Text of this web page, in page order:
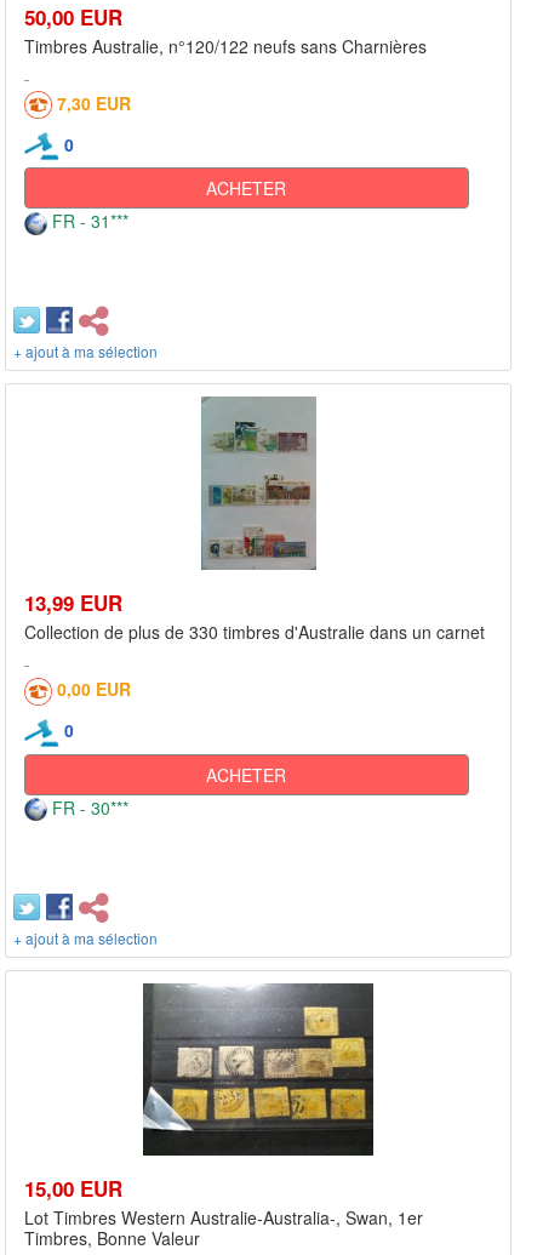
50,00 EUR
Timbres Australie, n°120/122 neufs sans Charnières
7,30 EUR
0
ACHETER
FR - 31***
+ ajout à ma sélection
13,99 EUR
Collection de plus de 330 timbres d'Australie dans un carnet
0,00 EUR
0
ACHETER
FR - 30***
+ ajout à ma sélection
15,00 EUR
Lot Timbres Western Australie-Australia-, Swan, 1er
Timbres, Bonne Valeur